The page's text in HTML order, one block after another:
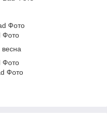
весна